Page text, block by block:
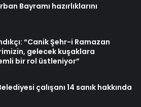
Bayramı hazırlıklarını
“Canik Şehr-i Ramazan
gelecek kuşaklara
bir rol üstleniyor”
çalışanı 14 sanık hakkında